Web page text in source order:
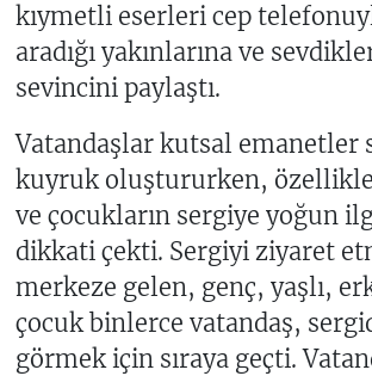
kıymetli eserleri cep
aradığı yakınlarına ve
sevincini paylaştı.
Vatandaşlar kutsal emanetler
kuyruk oluştururken,
ve çocukların sergiye yoğun
dikkati çekti. Sergiyi ziyaret
merkeze gelen, genç, yaşlı,
çocuk binlerce vatandaş,
görmek için sıraya geçti.